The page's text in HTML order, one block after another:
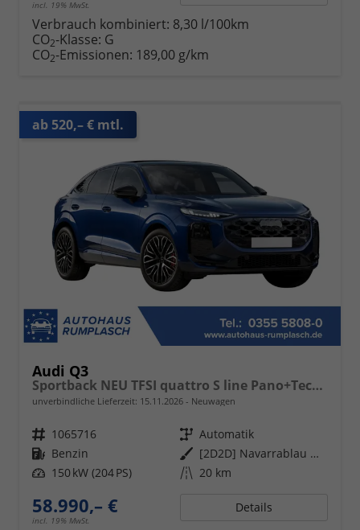
incl. 19% MwSt.
Verbrauch kombiniert: 8,30 l/100km
CO2-Klasse: G
CO2-Emissionen: 189,00 g/km
ab 520,– € mtl.
Audi Q3
Sportback NEU TFSI quattro S line Pano+TechPro+Matrix+AHK+HUD+Alu20+KlimaPlus+DCC+SONOS
unverbindliche Lieferzeit: 15.11.2026 Neuwagen
Fahrzeugnr. 1065716 Getriebe Automatik
Kraftstoff Benzin Außenfarbe
[2D2D] Navarrablau Metallic
Leistung 150 kW (204 PS) Kilometerstand 20 km
58.990,– €
incl. 19% MwSt.
Details